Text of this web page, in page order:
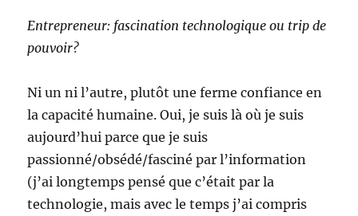
Entrepreneur: fascination technologique ou trip de
pouvoir?
Ni un ni l’autre, plutôt une ferme confiance en
la capacité humaine. Oui, je suis là où je suis
aujourd’hui parce que je suis
passionné/obsédé/fasciné par l’information
(j’ai longtemps pensé que c’était par la
technologie, mais avec le temps j’ai compris